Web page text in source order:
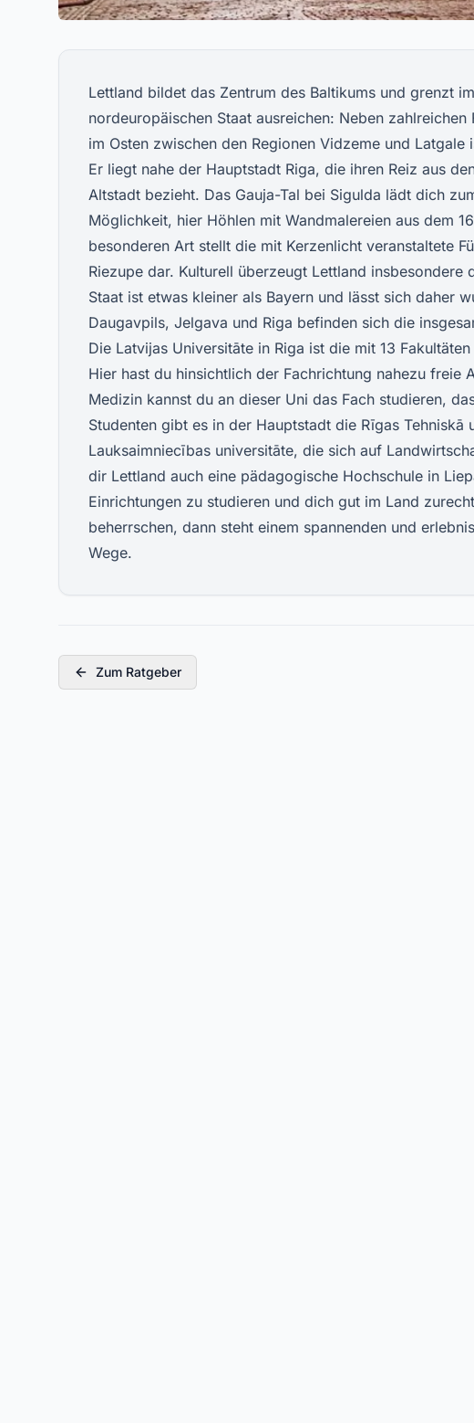
Lettland bildet das Zentrum des Baltikums und grenzt
nordeuropäischen Staat ausreichen: Neben
im Osten zwischen den Regionen Vidzeme und
Er liegt nahe der Hauptstadt Riga, die ihren Reiz aus
Altstadt bezieht. Das Gauja-Tal bei Sigulda lädt dich
Möglichkeit, hier Höhlen mit Wandmalereien aus dem
besonderen Art stellt die mit Kerzenlicht veranstaltete
Riezupe dar. Kulturell überzeugt Lettland
Staat ist etwas kleiner als Bayern und lässt sich daher
Daugavpils, Jelgava und Riga befinden sich die
Die Latvijas Universitāte in Riga ist die mit 13
Hier hast du hinsichtlich der Fachrichtung nahezu freie
Medizin kannst du an dieser Uni das Fach studieren,
Studenten gibt es in der Hauptstadt die Rīgas
Lauksaimniecības universitāte, die sich auf
dir Lettland auch eine pädagogische Hochschule in
Einrichtungen zu studieren und dich gut im Land
beherrschen, dann steht einem spannenden und
Wege.
Zum Ratgeber